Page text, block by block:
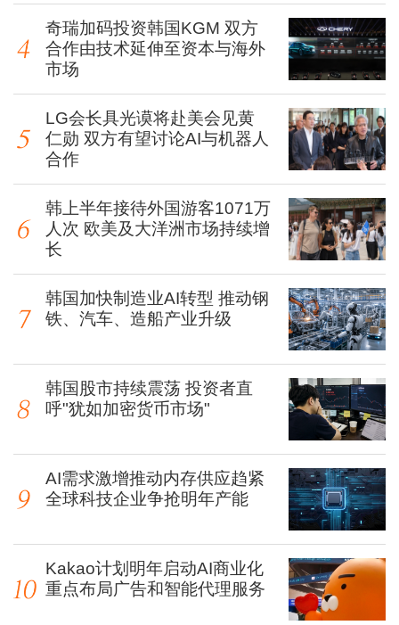
奇瑞加码投资韩国KGM 双方
合作由技术延伸至资本与海外
市场
LG会长具光谟将赴美会见黄
仁勋 双方有望讨论AI与机器人
合作
韩上半年接待外国游客1071万
人次 欧美及大洋洲市场持续增
长
韩国加快制造业AI转型 推动钢
铁、汽车、造船产业升级
韩国股市持续震荡 投资者直
呼"犹如加密货币市场"
AI需求激增推动内存供应趋紧
全球科技企业争抢明年产能
Kakao计划明年启动AI商业化
重点布局广告和智能代理服务